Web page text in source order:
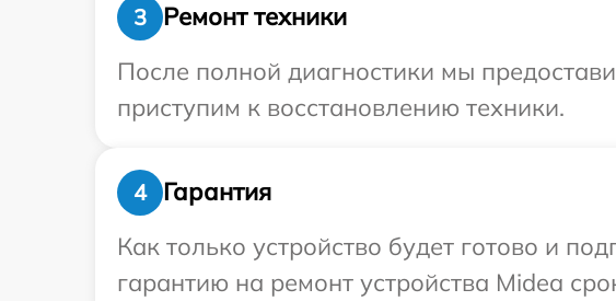
3
Ремонт техники
После полной диагностики мы
приступим к восстановлению техники.
4
Гарантия
Как только устройство будет готово и
гарантию на ремонт устройства Midea